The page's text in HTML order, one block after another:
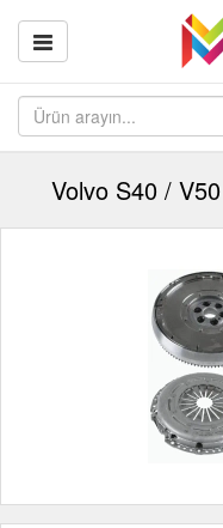
Volvo S40 /